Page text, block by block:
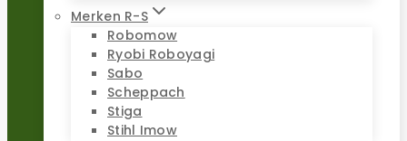
Merken R-S
Robomow
Ryobi Roboyagi
Sabo
Scheppach
Stiga
Stihl Imow